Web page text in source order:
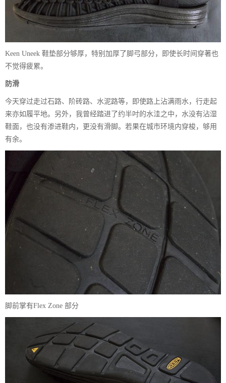
Keen Uneek 鞋垫部分够厚，特别加厚了脚弓部分，即使长时间穿著也
不觉得疲累。
防滑
今天穿过走过石路、阶砖路、水泥路等，即使路上沾满雨水，行走起
来亦如履平地。另外，我曾经踏进了约半吋的水洼之中，水没有沾湿
鞋面，也没有渗进鞋内，更没有滑脚。若果在城市环境内穿梭，够用
有余。
脚前掌有Flex Zone 部分